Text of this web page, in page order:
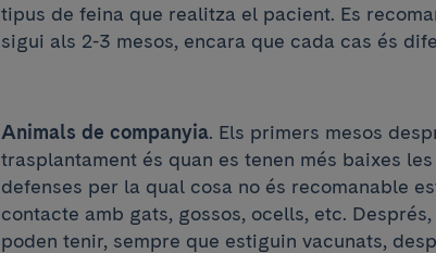
tipus de feina que realitza el pacient. Es
sigui als 2-3 mesos, encara que cada cas és
Animals de companyia. Els primers mesos
trasplantament és quan es tenen més baixes les
defenses per la qual cosa no és recomanable
contacte amb gats, gossos, ocells, etc. Després,
poden tenir, sempre que estiguin vacunats,